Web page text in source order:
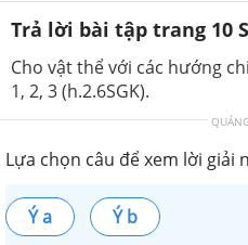
Trả lời bài tập trang 10
Cho vật thể với các hướng
1, 2, 3 (h.2.6SGK).
Lựa chọn câu để xem lời giải
Ý a Ý b